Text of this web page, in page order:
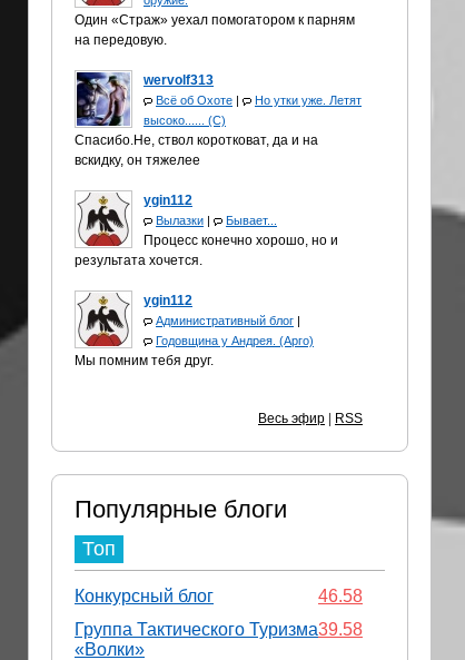
Один «Страж» уехал помогатором к парням
на передовую.
wervolf313
Всё об Охоте |
Но утки уже. Летят
высоко...... (С)
Спасибо.Не, ствол коротковат, да и на
вскидку, он тяжелее
ygin112
Вылазки | Бывает...
Процесс конечно хорошо, но и
результата хочется.
ygin112
Административный блог |
Годовщина у Андрея. (Арго)
Мы помним тебя друг.
Весь эфир RSS
Популярные блоги
Топ
46.58
Конкурсный блог
39.58
Группа Тактического Туризма
«Волки»